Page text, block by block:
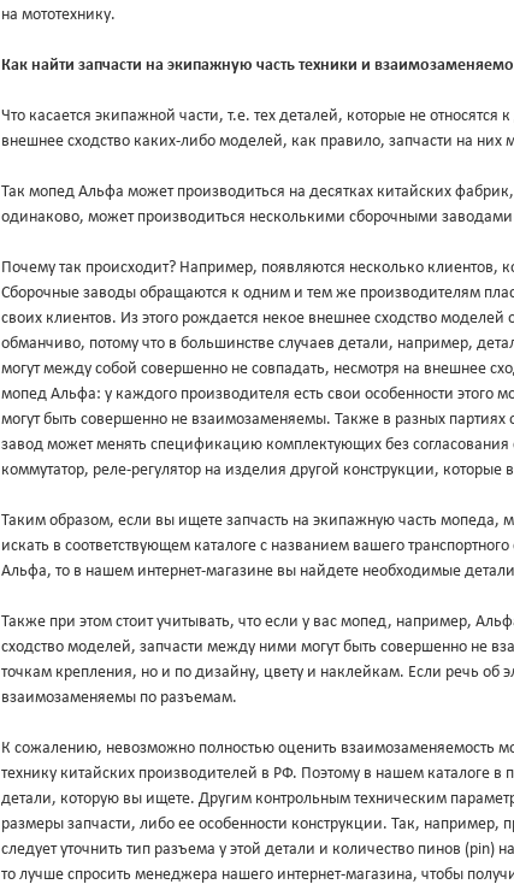
на мототехнику.
Как найти запчасти на экипажную часть техники и
Что касается экипажной части, т.е. тех деталей, которые не относятся
внешнее сходство каких-либо моделей, как правило, запчасти на них
Так мопед Альфа может производиться на десятках китайских
одинаково, может производиться несколькими сборочными
Почему так происходит? Например, появляются несколько клиентов,
Сборочные заводы обращаются к одним и тем же производителям
своих клиентов. Из этого рождается некое внешнее сходство моделей
обманчиво, потому что в большинстве случаев детали, например,
могут между собой совершенно не совпадать, несмотря на внешнее
мопед Альфа: у каждого производителя есть свои особенности
могут быть совершенно не взаимозаменяемы. Также в разных
завод может менять спецификацию комплектующих без
коммутатор, реле-регулятор на изделия другой конструкции,
Таким образом, если вы ищете запчасть на экипажную часть мопеда,
искать в соответствующем каталоге с названием вашего
Альфа, то в нашем интернет-магазине вы найдете необходимые
Также при этом стоит учитывать, что если у вас мопед, например,
сходство моделей, запчасти между ними могут быть совершенно не
точкам крепления, но и по дизайну, цвету и наклейкам. Если речь об
взаимозаменяемы по разъемам.
К сожалению, невозможно полностью оценить взаимозаменяемость
технику китайских производителей в РФ. Поэтому в нашем каталоге в
детали, которую вы ищете. Другим контрольным техническим
размеры запчасти, либо ее особенности конструкции. Так, например,
следует уточнить тип разъема у этой детали и количество пинов
то лучше спросить менеджера нашего интернет-магазина, чтобы